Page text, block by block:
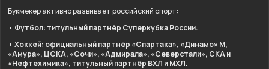
Букмекер активно развивает российский спорт:
• Футбол: титульный партнёр Суперкубка России.
• Хоккей: официальный партнёр «Спартака», «Динамо» М,
«Амура», ЦСКА, «Сочи», «Адмирала», «Северстали», СКА и
«Нефтехимика», титульный партнёр ВХЛ и МХЛ.